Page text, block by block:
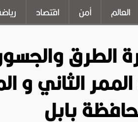
العالم أمن اقتصاد
الطرق والجسور
الثاني و
بابل